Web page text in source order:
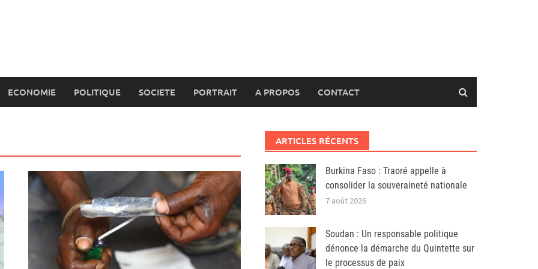
ECONOMIE POLITIQUE SOCIETE PORTRAIT A PROPOS CONTACT
ARTICLES RÉCENTS
Burkina Faso : Traoré appelle à
consolider la souveraineté nationale
7 août 2026
Soudan : Un responsable politique
dénonce la démarche du Quintette sur
le processus de paix